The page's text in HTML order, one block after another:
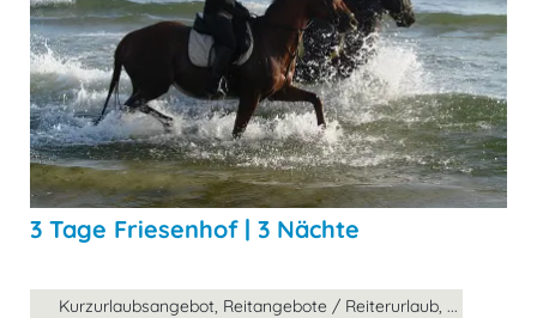
3 Tage Friesenhof | 3 Nächte
Kurzurlaubsangebot, Reitangebote / Reiterurlaub, ...